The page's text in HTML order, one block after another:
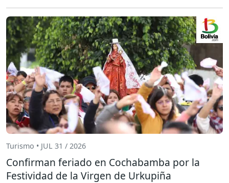
Turismo • JUL 31 / 2026
Confirman feriado en Cochabamba por la
Festividad de la Virgen de Urkupiña